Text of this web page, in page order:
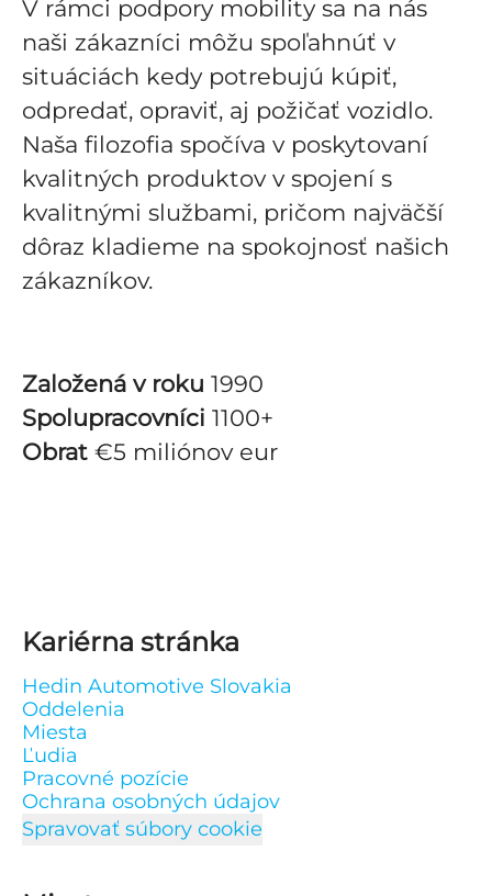
V rámci podpory mobility sa na nás
naši zákazníci môžu spoľahnúť v
situáciách kedy potrebujú kúpiť,
odpredať, opraviť, aj požičať vozidlo.
Naša filozofia spočíva v poskytovaní
kvalitných produktov v spojení s
kvalitnými službami, pričom najväčší
dôraz kladieme na spokojnosť našich
zákazníkov.
Založená v roku 1990
Spolupracovníci 1100+
Obrat €5 miliónov eur
Kariérna stránka
Hedin Automotive Slovakia
Oddelenia
Miesta
Ľudia
Pracovné pozície
Ochrana osobných údajov
Spravovať súbory cookie